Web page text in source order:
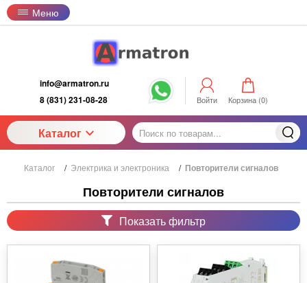
Меню
info@armatron.ru
8 (831) 231-08-28
Войти Корзина (0)
Каталог
Каталог / Электрика и электроника / Повторители сигналов
Повторители сигналов
Показать фильтр